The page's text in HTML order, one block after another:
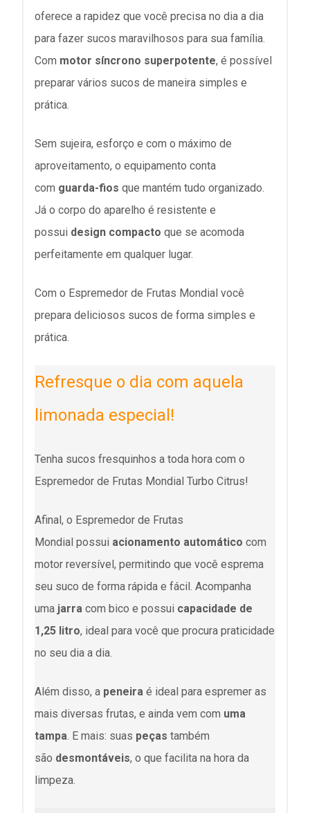
oferece a rapidez que você precisa no dia a dia
para fazer sucos maravilhosos para sua família.
Com motor síncrono superpotente, é possível
preparar vários sucos de maneira simples e
prática.
Sem sujeira, esforço e com o máximo de
aproveitamento, o equipamento conta
com guarda-fios que mantém tudo organizado.
Já o corpo do aparelho é resistente e
possui design compacto que se acomoda
perfeitamente em qualquer lugar.
Com o Espremedor de Frutas Mondial você
prepara deliciosos sucos de forma simples e
prática.
Refresque o dia com aquela
limonada especial!
Tenha sucos fresquinhos a toda hora com o
Espremedor de Frutas Mondial Turbo Citrus!
Afinal, o Espremedor de Frutas
Mondial possui acionamento automático com
motor reversível, permitindo que você esprema
seu suco de forma rápida e fácil. Acompanha
uma jarra com bico e possui capacidade de
1,25 litro, ideal para você que procura praticidade
no seu dia a dia.
Além disso, a peneira é ideal para espremer as
mais diversas frutas, e ainda vem com uma
tampa. E mais: suas peças também
são desmontáveis, o que facilita na hora da
limpeza.